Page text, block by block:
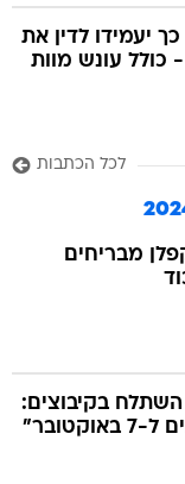
יעמידו לדין את
עונש מוות
לכל הכתבות
מבריחים
השתלח בקיבוצים: